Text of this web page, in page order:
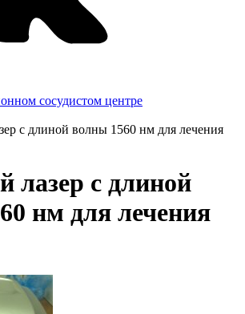
сосудистом центре
с длиной волны 1560 нм для лечения
лазер с длиной
нм для лечения